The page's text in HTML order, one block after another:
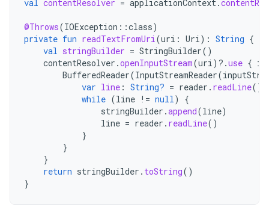
val contentResolver = applicationContext.
@Throws(IOException ::class)
private fun readTextFromUri(uri : Uri): String {
val stringBuilder = StringBuilder()
contentResolver .openInputStream(uri) ?.use {
BufferedReader(InputStreamReader(
var line : String? = reader . readLine()
while (line != null)
{
stringBuilder .append(line)
line = reader . readLine()
}
}
}
return stringBuilder . toString()
}